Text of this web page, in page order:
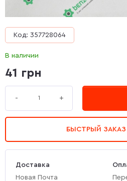
Код: 357728064
В наличии
41 грн
- +
БЫСТРЫЙ ЗАКАЗ
Доставка
Новая Почта